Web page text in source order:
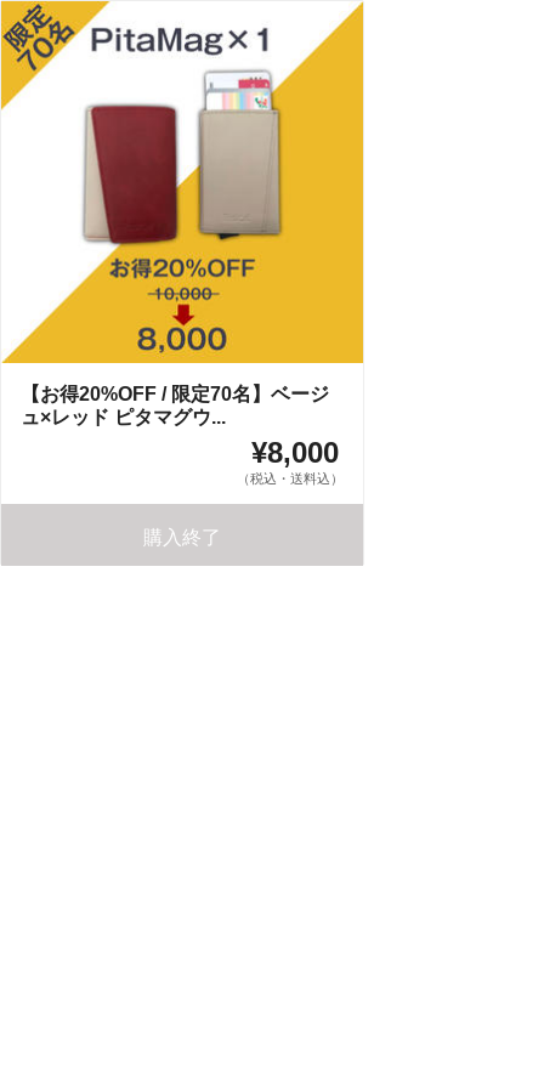
【お得20%OFF / 限定70名】ベージ
ュ×レッド ピタマグウ...
¥8,000
（税込・送料込）
購入終了